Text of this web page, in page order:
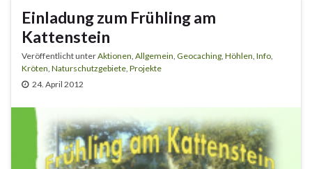
Einladung zum Frühling am
Kattenstein
Veröffentlicht unterAktionen, Allgemein, Geocaching, Höhlen, Info,
Kröten, Naturschutzgebiete, Projekte
24. April 2012